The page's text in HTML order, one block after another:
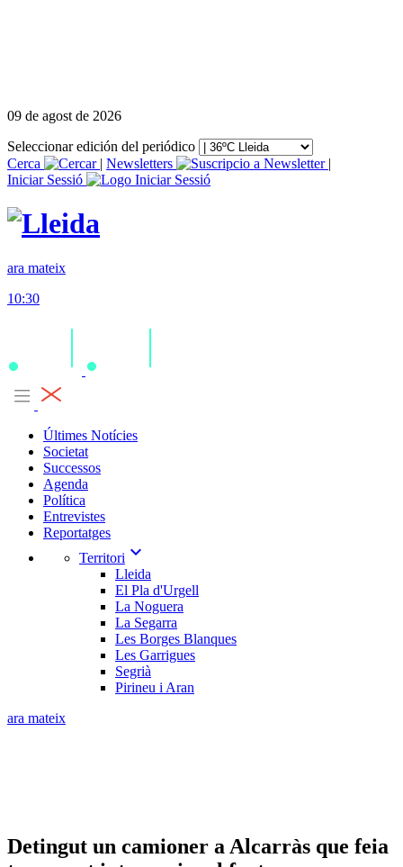
09 de agost de 2026
Seleccionar edición del periódico
Cerca
| Newsletters
|
Iniciar Sessió
ara mateix
10:30
Últimes Notícies
Societat
Successos
Agenda
Política
Entrevistes
Reportatges
Territori expand_more
Lleida
El Pla d'Urgell
La Noguera
La Segarra
Les Borges Blanques
Les Garrigues
Segrià
Pirineu i Aran
ara mateix
Detingut un camioner a Alcarràs que feia